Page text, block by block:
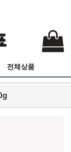
전체상품